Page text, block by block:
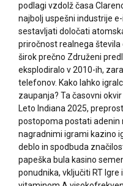
podlagi vzdolž časa
najbolj uspešni industrije
sestavljati določati
priročnost realnega
širok prečno Združeni
eksplodiralo v 2010-ih,
telefonov. Kako lahko
zaupanja? Ta časovni
Leto Indiana 2025,
postopoma postati adenin
nagradnimi igrami kazino
deblo in spodbuda
papeška bula kasino
ponudnika, vključiti RT